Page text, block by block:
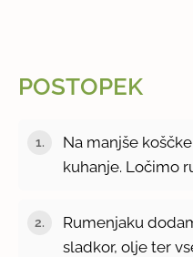
POSTOPEK
Na manjše
kuhanje. Ločimo
Rumenjaku
sladkor, olje ter